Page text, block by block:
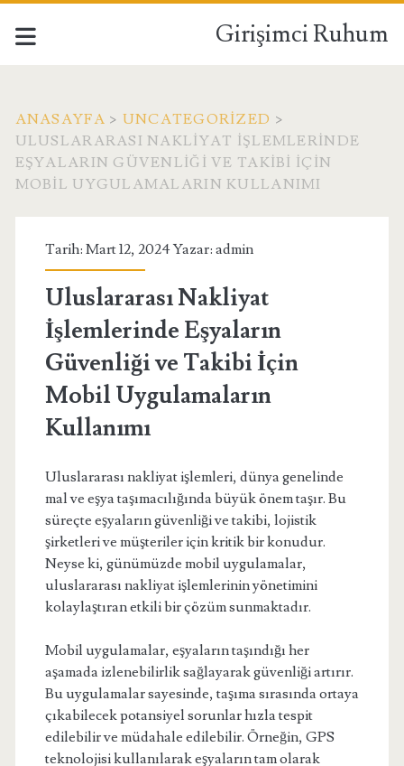
Girişimci Ruhum
ANASAYFA > UNCATEGORIZED >
ULUSLARARASI NAKLIYAT İŞLEMLERINDE
EŞYALARIN GÜVENLIĞI VE TAKIBI İÇIN
MOBIL UYGULAMALARIN KULLANIMI
Tarih: Mart 12, 2024 Yazar: admin
Uluslararası Nakliyat
İşlemlerinde Eşyaların
Güvenliği ve Takibi İçin
Mobil Uygulamaların
Kullanımı
Uluslararası nakliyat işlemleri, dünya genelinde
mal ve eşya taşımacılığında büyük önem taşır. Bu
süreçte eşyaların güvenliği ve takibi, lojistik
şirketleri ve müşteriler için kritik bir konudur.
Neyse ki, günümüzde mobil uygulamalar,
uluslararası nakliyat işlemlerinin yönetimini
kolaylaştıran etkili bir çözüm sunmaktadır.
Mobil uygulamalar, eşyaların taşındığı her
aşamada izlenebilirlik sağlayarak güvenliği artırır.
Bu uygulamalar sayesinde, taşıma sırasında ortaya
çıkabilecek potansiyel sorunlar hızla tespit
edilebilir ve müdahale edilebilir. Örneğin, GPS
teknolojisi kullanılarak eşyaların tam olarak